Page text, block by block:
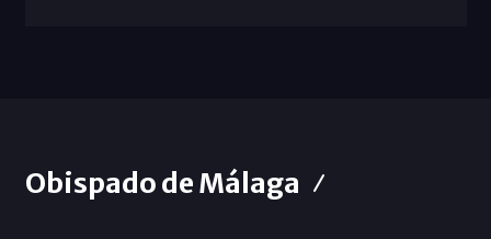
Obispado de Málaga